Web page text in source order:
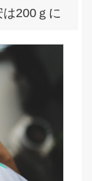
200ｇに